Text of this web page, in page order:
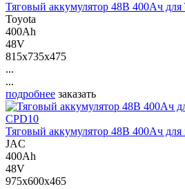
Тяговый аккумулятор 48В 400Ач
Toyota
400Ah
48V
815x735x475
...
...
подробнее заказать
Тяговый аккумулятор 48В 400Ач для
JAC
400Ah
48V
975x600x465